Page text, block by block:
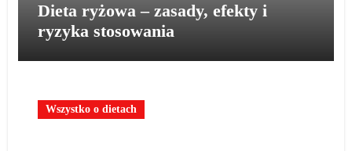
Dieta ryżowa – zasady, efekty i
ryzyka stosowania
Wszystko o dietach